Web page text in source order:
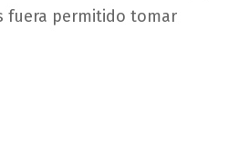
fuera permitido tomar